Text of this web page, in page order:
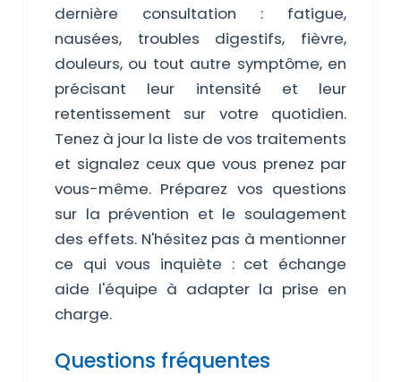
dernière consultation : fatigue,
nausées, troubles digestifs, fièvre,
douleurs, ou tout autre symptôme, en
précisant leur intensité et leur
retentissement sur votre quotidien.
Tenez à jour la liste de vos traitements
et signalez ceux que vous prenez par
vous-même. Préparez vos questions
sur la prévention et le soulagement
des effets. N'hésitez pas à mentionner
ce qui vous inquiète : cet échange
aide l'équipe à adapter la prise en
charge.
Questions fréquentes